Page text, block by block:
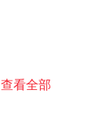
查看全部